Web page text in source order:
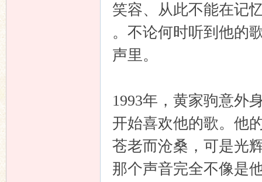
笑容、从此不能在记
。不论何时听到他的
声里。
1993年，黄家驹意外
开始喜欢他的歌。他
苍老而沧桑，可是光
那个声音完全不像是